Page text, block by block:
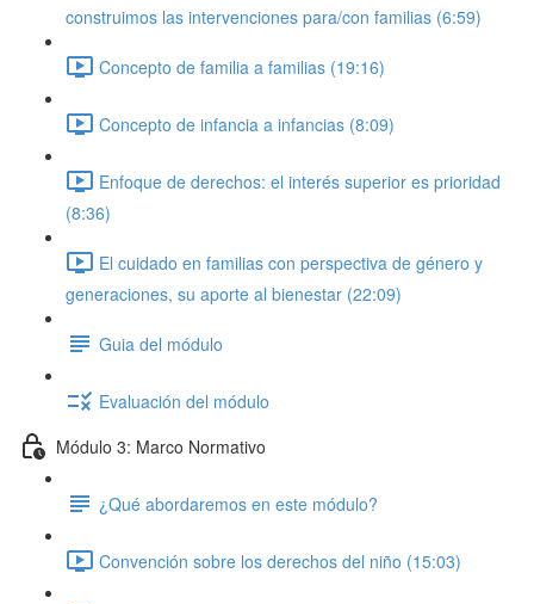
construimos las intervenciones para/con familias (6:59)
Concepto de familia a familias (19:16)
Concepto de infancia a infancias (8:09)
Enfoque de derechos: el interés superior es prioridad
(8:36)
El cuidado en familias con perspectiva de género y
generaciones, su aporte al bienestar (22:09)
Guia del módulo
Evaluación del módulo
Módulo 3: Marco Normativo
¿Qué abordaremos en este módulo?
Convención sobre los derechos del niño (15:03)